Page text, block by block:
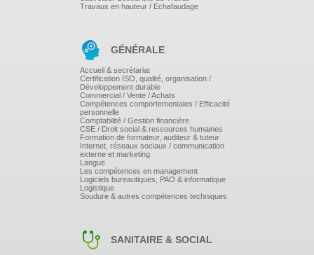
Travaux en hauteur / Echafaudage
GÉNÉRALE
Accueil & secrétariat
Certification ISO, qualité, organisation /
Développement durable
Commercial / Vente / Achats
Compétences comportementales / Efficacité
personnelle
Comptabilité / Gestion financière
CSE / Droit social & ressources humaines
Formation de formateur, auditeur & tuteur
Internet, réseaux sociaux / communication
externe et marketing
Langue
Les compétences en management
Logiciels bureautiques, PAO & informatique
Logistique
Soudure & autres compétences techniques
SANITAIRE & SOCIAL